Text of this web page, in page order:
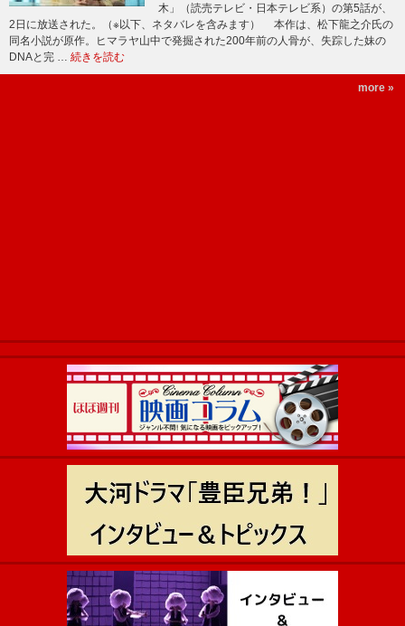
木」（読売テレビ・日本テレビ系）の第5話が、
2日に放送された。（※以下、ネタバレを含みます） 本作は、松下龍之介氏の
同名小説が原作。ヒマラヤ山中で発掘された200年前の人骨が、失踪した妹の
DNAと完 … 続きを読む
more »